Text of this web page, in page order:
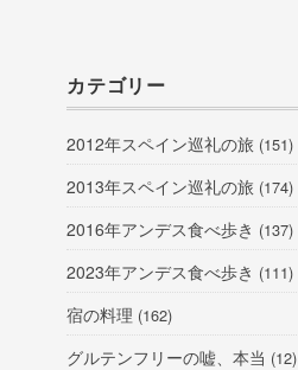
カテゴリー
2012年スペイン巡礼の旅 (151)
2013年スペイン巡礼の旅 (174)
2016年アンデス食べ歩き (137)
2023年アンデス食べ歩き (111)
宿の料理 (162)
グルテンフリーの嘘、本当 (12)